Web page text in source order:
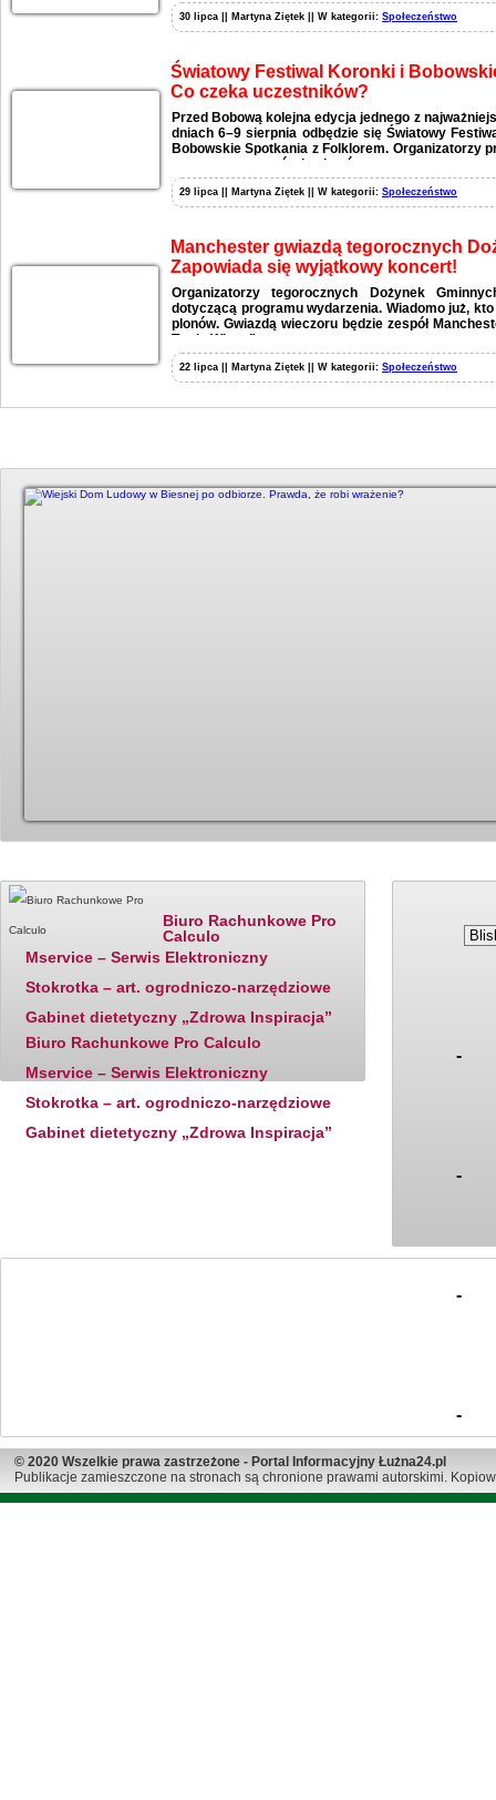
30 lipca || Martyna Ziętek || W kategorii: Społeczeństwo
Światowy Festiwal Koronki i
Co czeka uczestników?
Przed Bobową kolejna edycja jednego z
dniach 6–9 sierpnia odbędzie się Światowy
Bobowskie Spotkania z Folklorem. Organizatorzy
wystaw, warsztatów i pokazów.
29 lipca || Martyna Ziętek || W kategorii: Społeczeństwo
Manchester gwiazdą tegorocznych
Zapowiada się wyjątkowy koncert!
Organizatorzy tegorocznych Dożynek
dotyczącą programu wydarzenia. Wiadomo już,
plonów. Gwiazdą wieczoru będzie zespół
Twoje Włosy”.
22 lipca || Martyna Ziętek || W kategorii: Społeczeństwo
Biuro Rachunkowe Pro
Calculo
Mservice – Serwis Elektroniczny
Stokrotka – art. ogrodniczo-narzędziowe
Gabinet dietetyczny „Zdrowa Inspiracja”
Biuro Rachunkowe Pro Calculo
Mservice – Serwis Elektroniczny
Stokrotka – art. ogrodniczo-narzędziowe
Gabinet dietetyczny „Zdrowa Inspiracja”
-
-
-
-
© 2020 Wszelkie prawa zastrzeżone - Portal Informacyjny Łużna24.pl
Publikacje zamieszczone na stronach są chronione prawami autorskimi.